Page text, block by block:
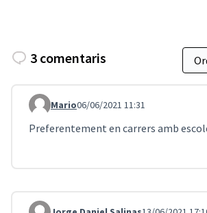
3 comentaris
Comentari 1989
Mario06/06/2021 11:31
Preferentement en carrers amb